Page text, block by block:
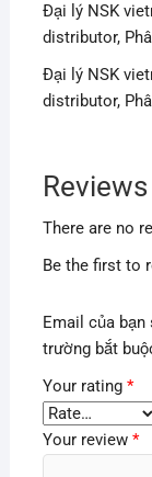
Đại lý NSK
distributor,
Đại lý NSK
distributor,
Reviews
There are no
Be the first to
Email của
trường bắt
Your rating *
Your review *